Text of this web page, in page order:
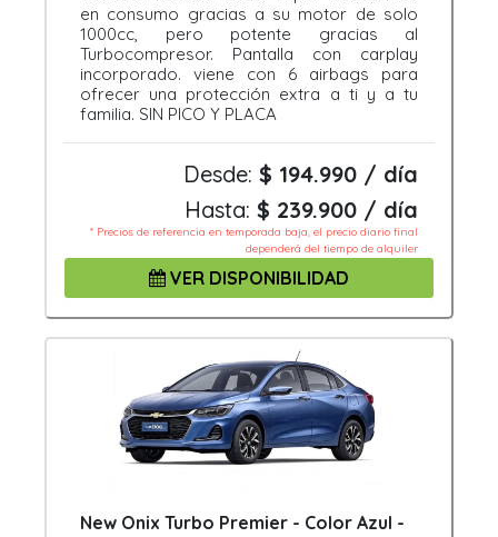
en consumo gracias a su motor de solo
1000cc, pero potente gracias al
Turbocompresor. Pantalla con carplay
incorporado. viene con 6 airbags para
ofrecer una protección extra a ti y a tu
familia. SIN PICO Y PLACA
Desde: $ 194.990 / día
Hasta: $ 239.900 / día
* Precios de referencia en temporada baja, el precio diario final
dependerá del tiempo de alquiler
VER DISPONIBILIDAD
New Onix Turbo Premier - Color Azul -